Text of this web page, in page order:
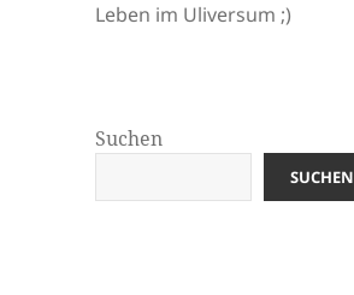
Leben im Uliversum ;)
Suchen
SUCHEN